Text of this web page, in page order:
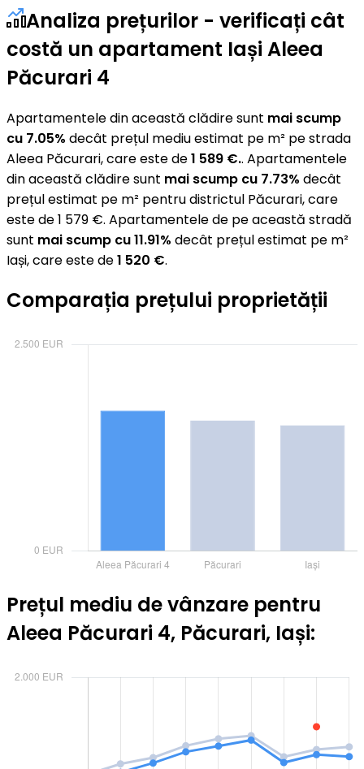
Analiza prețurilor - verificați cât
costă un apartament Iași Aleea
Păcurari 4
Apartamentele din această clădire sunt mai scump
cu 7.05% decât prețul mediu estimat pe m² pe strada
Aleea Păcurari, care este de1 589 €.. Apartamentele
din această clădire sunt mai scump cu 7.73% decât
prețul estimat pe m² pentru districtul Păcurari, care
este de 1 579 €. Apartamentele de pe această stradă
sunt mai scump cu 11.91% decât prețul estimat pe m²
Iași, care este de1 520 €.
Comparația prețului proprietății
Prețul mediu de vânzare pentru
Aleea Păcurari 4, Păcurari, Iași: